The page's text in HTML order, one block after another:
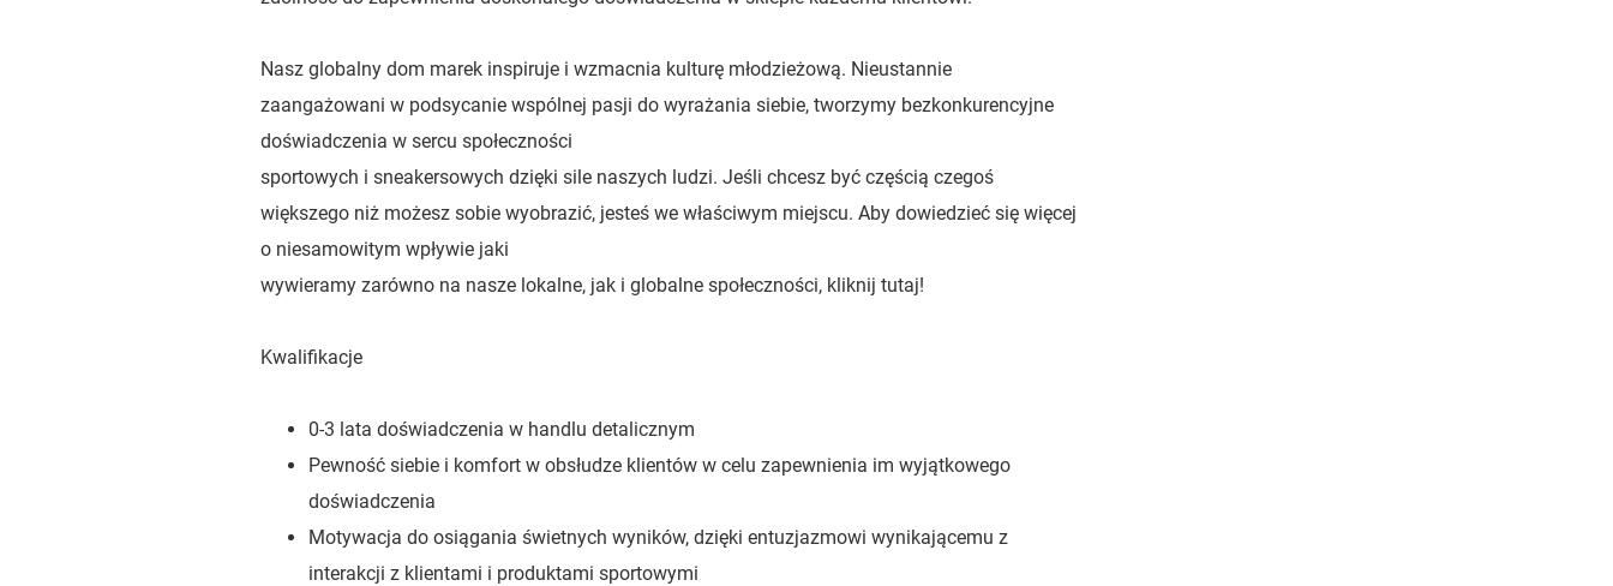
Nasz globalny dom marek inspiruje i wzmacnia kulturę młodzieżową. Nieustannie
zaangażowani w podsycanie wspólnej pasji do wyrażania siebie, tworzymy bezkonkurencyjne
doświadczenia w sercu społeczności
sportowych i sneakersowych dzięki sile naszych ludzi. Jeśli chcesz być częścią czegoś
większego niż możesz sobie wyobrazić, jesteś we właściwym miejscu. Aby dowiedzieć się więcej
o niesamowitym wpływie jaki
wywieramy zarówno na nasze lokalne, jak i globalne społeczności, kliknij tutaj!
Kwalifikacje
0-3 lata doświadczenia w handlu detalicznym
Pewność siebie i komfort w obsłudze klientów w celu zapewnienia im wyjątkowego
doświadczenia
Motywacja do osiągania świetnych wyników, dzięki entuzjazmowi wynikającemu z
interakcji z klientami i produktami sportowymi